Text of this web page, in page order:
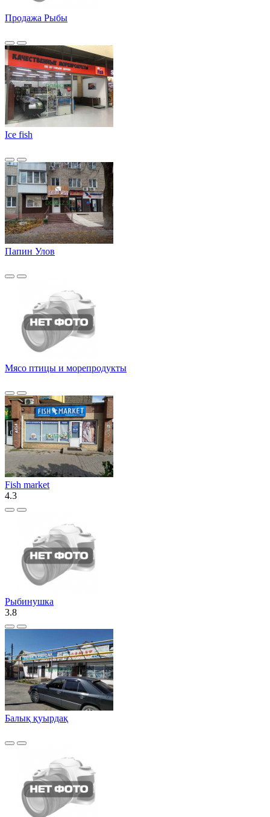
Продажа Рыбы
Ice fish
Папин Улов
Мясо птицы и морепродукты
Fish market
4.3
Рыбинушка
3.8
Балық қуырдақ